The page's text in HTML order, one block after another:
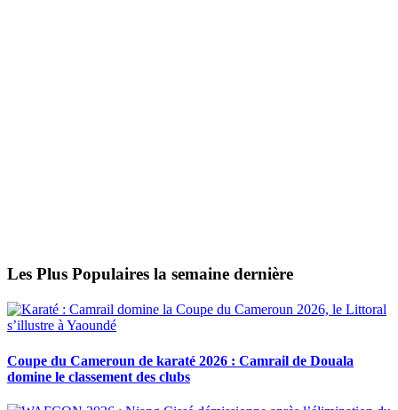
Les Plus Populaires la semaine dernière
Coupe du Cameroun de karaté 2026 : Camrail de Douala
domine le classement des clubs